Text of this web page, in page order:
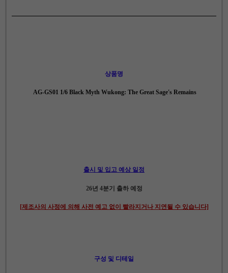
상품명
AG-GS01 1/6 Black Myth Wukong: The Great Sage's Remains
출시 및 입고 예상 일정
26년 4분기 출하 예정
[제조사의 사정에 의해 사전 예고 없이 빨라지거나 지연될 수 있습니다]
구성 및 디테일